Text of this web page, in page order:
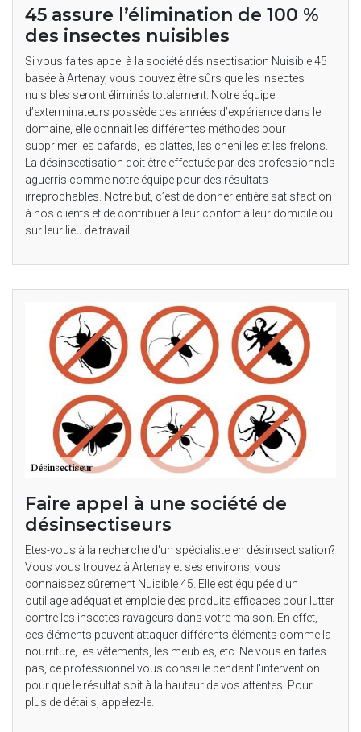
45 assure l’élimination de 100 %
des insectes nuisibles
Si vous faites appel à la société désinsectisation Nuisible 45
basée à Artenay, vous pouvez être sûrs que les insectes
nuisibles seront éliminés totalement. Notre équipe
d’exterminateurs possède des années d’expérience dans le
domaine, elle connait les différentes méthodes pour
supprimer les cafards, les blattes, les chenilles et les frelons.
La désinsectisation doit être effectuée par des professionnels
aguerris comme notre équipe pour des résultats
irréprochables. Notre but, c’est de donner entière satisfaction
à nos clients et de contribuer à leur confort à leur domicile ou
sur leur lieu de travail.
Faire appel à une société de
désinsectiseurs
Etes-vous à la recherche d'un spécialiste en désinsectisation?
Vous vous trouvez à Artenay et ses environs, vous
connaissez sûrement Nuisible 45. Elle est équipée d'un
outillage adéquat et emploie des produits efficaces pour lutter
contre les insectes ravageurs dans votre maison. En effet,
ces éléments peuvent attaquer différents éléments comme la
nourriture, les vêtements, les meubles, etc. Ne vous en faites
pas, ce professionnel vous conseille pendant l'intervention
pour que le résultat soit à la hauteur de vos attentes. Pour
plus de détails, appelez-le.